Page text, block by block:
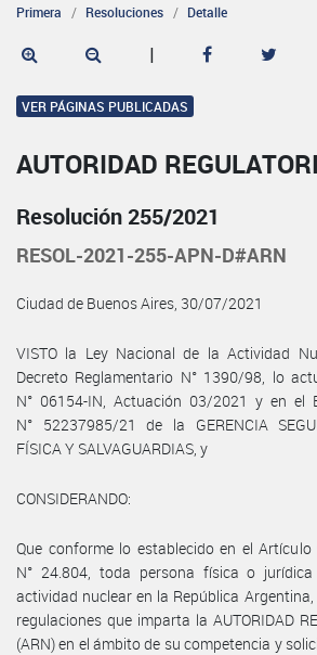
Primera Resoluciones Detalle
|
VER PÁGINAS PUBLICADAS
AUTORIDAD
Resolución 255/2021
RESOL-2021-255-APN-D#ARN
Ciudad de Buenos Aires, 30/07/2021
VISTO la Ley Nacional de la Actividad
Decreto Reglamentario N° 1390/98, lo
N° 06154-IN, Actuación 03/2021 y en el
N° 52237985/21 de la GERENCIA
FÍSICA Y SALVAGUARDIAS, y
CONSIDERANDO:
Que conforme lo establecido en el
N° 24.804, toda persona física o
actividad nuclear en la República
regulaciones que imparta la AUTORIDAD
(ARN) en el ámbito de su competencia y